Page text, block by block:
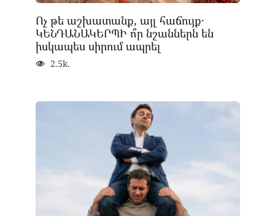
Ոչ թե աշխատանք, այլ հաճույք․
ԿԵՆԴԱՆԱԿԵՐՊԻ ո՞ր նշաններն են
իսկապես սիրում ապրել
2.5k.